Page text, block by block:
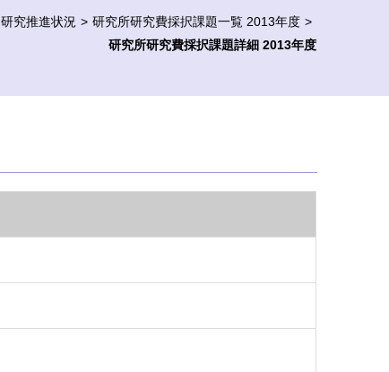
研究推進状況
研究所研究費採択課題一覧 2013年度
研究所研究費採択課題詳細 2013年度